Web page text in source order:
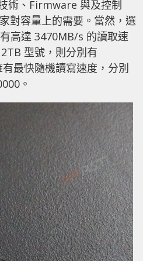
術、Firmware 與及控制
對容量上的需要。當然，選
高達 3470MB/s 的讀取速
型號，則分別有
最快隨機讀寫速度，分別
。